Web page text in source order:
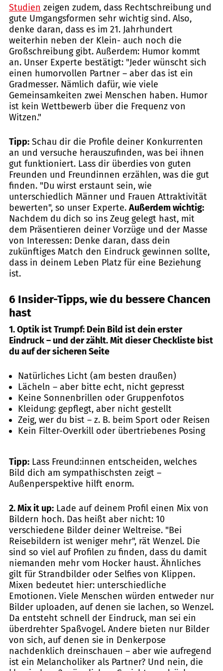
Studien zeigen zudem, dass Rechtschreibung und
gute Umgangsformen sehr wichtig sind. Also,
denke daran, dass es im 21. Jahrhundert
weiterhin neben der Klein- auch noch die
Großschreibung gibt. Außerdem: Humor kommt
an. Unser Experte bestätigt: "Jeder wünscht sich
einen humorvollen Partner – aber das ist ein
Gradmesser. Nämlich dafür, wie viele
Gemeinsamkeiten zwei Menschen haben. Humor
ist kein Wettbewerb über die Frequenz von
Witzen."
Tipp: Schau dir die Profile deiner Konkurrenten
an und versuche herauszufinden, was bei ihnen
gut funktioniert. Lass dir überdies von guten
Freunden und Freundinnen erzählen, was die gut
finden. "Du wirst erstaunt sein, wie
unterschiedlich Männer und Frauen Attraktivität
bewerten", so unser Experte.Außerdem wichtig:
Nachdem du dich so ins Zeug gelegt hast, mit
dem Präsentieren deiner Vorzüge und der Masse
von Interessen: Denke daran, dass dein
zukünftiges Match den Eindruck gewinnen sollte,
dass in deinem Leben Platz für eine Beziehung
ist.
6 Insider-Tipps, wie du bessere Chancen
hast
1. Optik ist Trumpf: Dein Bild ist dein erster
Eindruck – und der zählt. Mit dieserCheckliste bist
du auf der sicheren Seite
Natürliches Licht (am besten draußen)
Lächeln – aber bitte echt, nicht gepresst
Keine Sonnenbrillen oder Gruppenfotos
Kleidung: gepflegt, aber nicht gestellt
Zeig, wer du bist – z. B. beim Sport oder Reisen
Kein Filter-Overkill oder übertriebenes Posing
Tipp: Lass Freund:innen entscheiden, welches
Bild dich am sympathischsten zeigt –
Außenperspektive hilft enorm.
2. Mix it up: Lade auf deinem Profil einen Mix von
Bildern hoch. Das heißt aber nicht: 10
verschiedene Bilder deiner Weltreise. "Bei
Reisebildern ist weniger mehr", rät Wenzel. Die
sind so viel auf Profilen zu finden, dass du damit
niemanden mehr vom Hocker haust. Ähnliches
gilt für Strandbilder oder Selfies von Klippen.
Mixen bedeutet hier: unterschiedliche
Emotionen. Viele Menschen würden entweder nur
Bilder uploaden, auf denen sie lachen, so Wenzel.
Da entsteht schnell der Eindruck, man sei ein
überdrehter Spaßvogel. Andere bieten nur Bilder
von sich, auf denen sie in Denkerpose
nachdenklich dreinschauen – aber wie aufregend
ist ein Melancholiker als Partner? Und nein, die